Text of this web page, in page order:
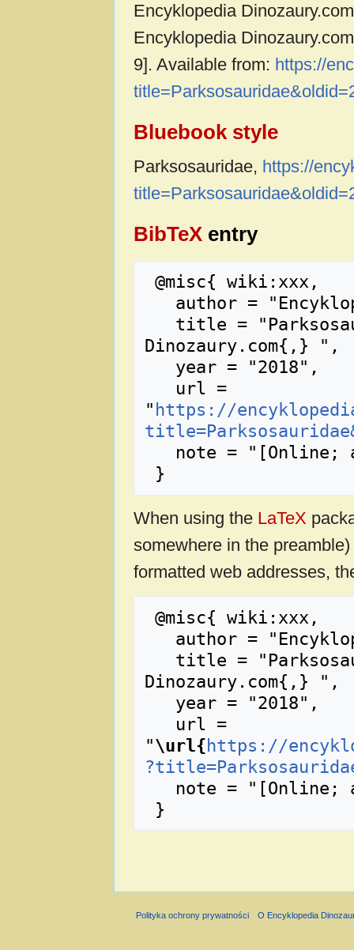
Encyklopedia
Encyklopedia
9]. Available from: https://
Bluebook style
Parksosauridae, https://
BibTeX entry
Dinozaury.com{,} ",
" https://
When using the LaTeX
somewhere in the
formatted web addresses,
Dinozaury.com{,} ",
"\url{ https://
Polityka ochrony prywatności O Encyklopedia